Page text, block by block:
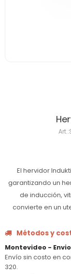
El hervidor
garantizando un
de inducción,
convierte en un
Métodos y
Montevideo -
Envío sin costo en
320.